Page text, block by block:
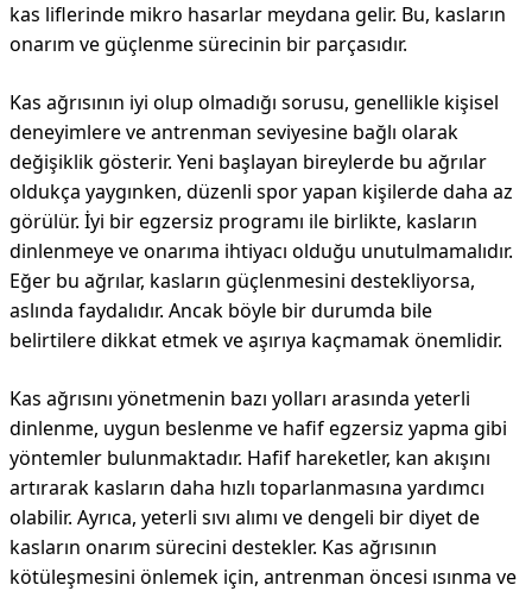
kas liflerinde mikro hasarlar meydana gelir. Bu, kasların
onarım ve güçlenme sürecinin bir parçasıdır.
Kas ağrısının iyi olup olmadığı sorusu, genellikle kişisel
deneyimlere ve antrenman seviyesine bağlı olarak
değişiklik gösterir. Yeni başlayan bireylerde bu ağrılar
oldukça yaygınken, düzenli spor yapan kişilerde daha az
görülür. İyi bir egzersiz programı ile birlikte, kasların
dinlenmeye ve onarıma ihtiyacı olduğu unutulmamalıdır.
Eğer bu ağrılar, kasların güçlenmesini destekliyorsa,
aslında faydalıdır. Ancak böyle bir durumda bile
belirtilere dikkat etmek ve aşırıya kaçmamak önemlidir.
Kas ağrısını yönetmenin bazı yolları arasında yeterli
dinlenme, uygun beslenme ve hafif egzersiz yapma gibi
yöntemler bulunmaktadır. Hafif hareketler, kan akışını
artırarak kasların daha hızlı toparlanmasına yardımcı
olabilir. Ayrıca, yeterli sıvı alımı ve dengeli bir diyet de
kasların onarım sürecini destekler. Kas ağrısının
kötüleşmesini önlemek için, antrenman öncesi ısınma ve